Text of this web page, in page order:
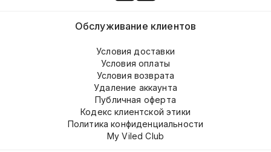
Обслуживание клиентов
Условия доставки
Условия оплаты
Условия возврата
Удаление аккаунта
Публичная оферта
Кодекс клиентской этики
Политика конфиденциальности
My Viled Club